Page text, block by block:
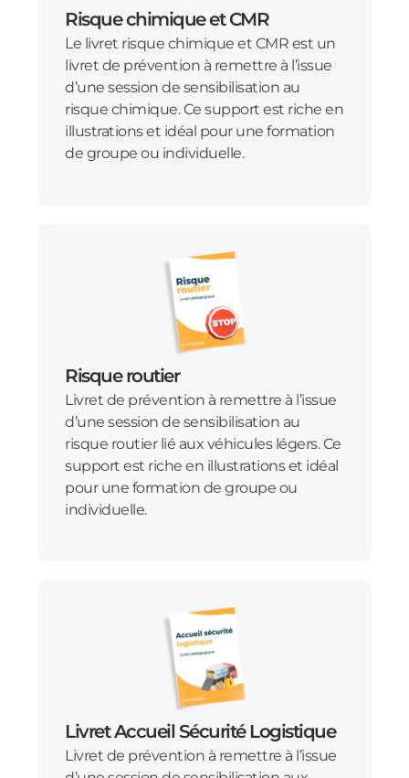
Risque chimique et CMR
Le livret risque chimique et CMR est un
livret de prévention à remettre à l’issue
d’une session de sensibilisation au
risque chimique. Ce support est riche en
illustrations et idéal pour une formation
de groupe ou individuelle.
Risque routier
Livret de prévention à remettre à l’issue
d’une session de sensibilisation au
risque routier lié aux véhicules légers. Ce
support est riche en illustrations et idéal
pour une formation de groupe ou
individuelle.
Livret Accueil Sécurité Logistique
Livret de prévention à remettre à l’issue